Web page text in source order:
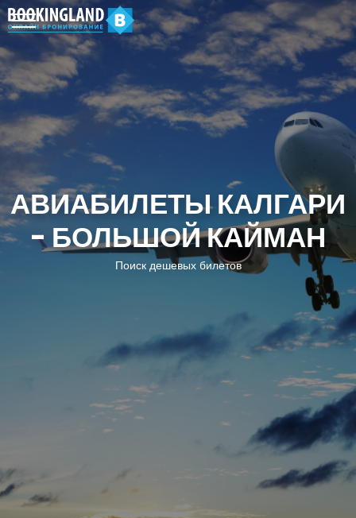
АВИАБИЛЕТЫ КАЛГАРИ
- БОЛЬШОЙ КАЙМАН
Поиск дешевых билетов